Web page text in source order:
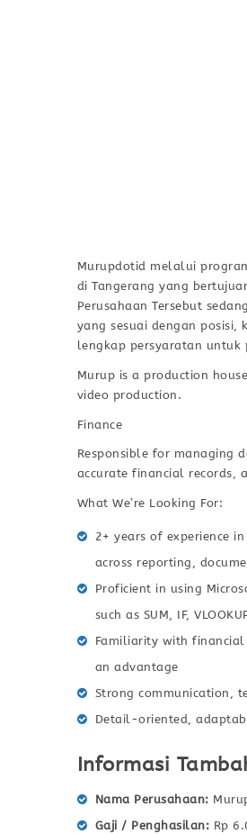
Murupdotid melalui
di Tangerang yang
Perusahaan Tersebut
yang sesuai dengan
lengkap persyaratan untuk
Murup is a production
video production.
Finance
Responsible for managing
accurate financial records,
What We’re Looking For:
2+ years of experience
across reporting,
Proficient in using
such as SUM, IF,
Familiarity with
an advantage
Strong communication,
Detail-oriented,
Informasi
Nama Perusahaan
Gaji / Penghasilan
Rp